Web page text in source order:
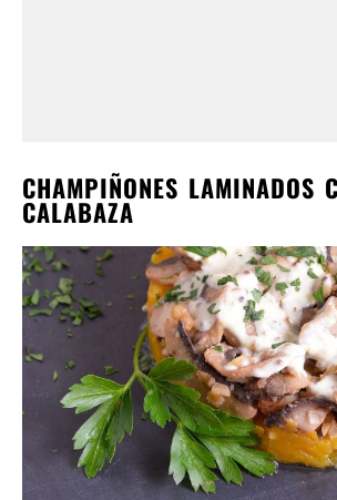
CHAMPIÑONES LAMINADOS
CALABAZA